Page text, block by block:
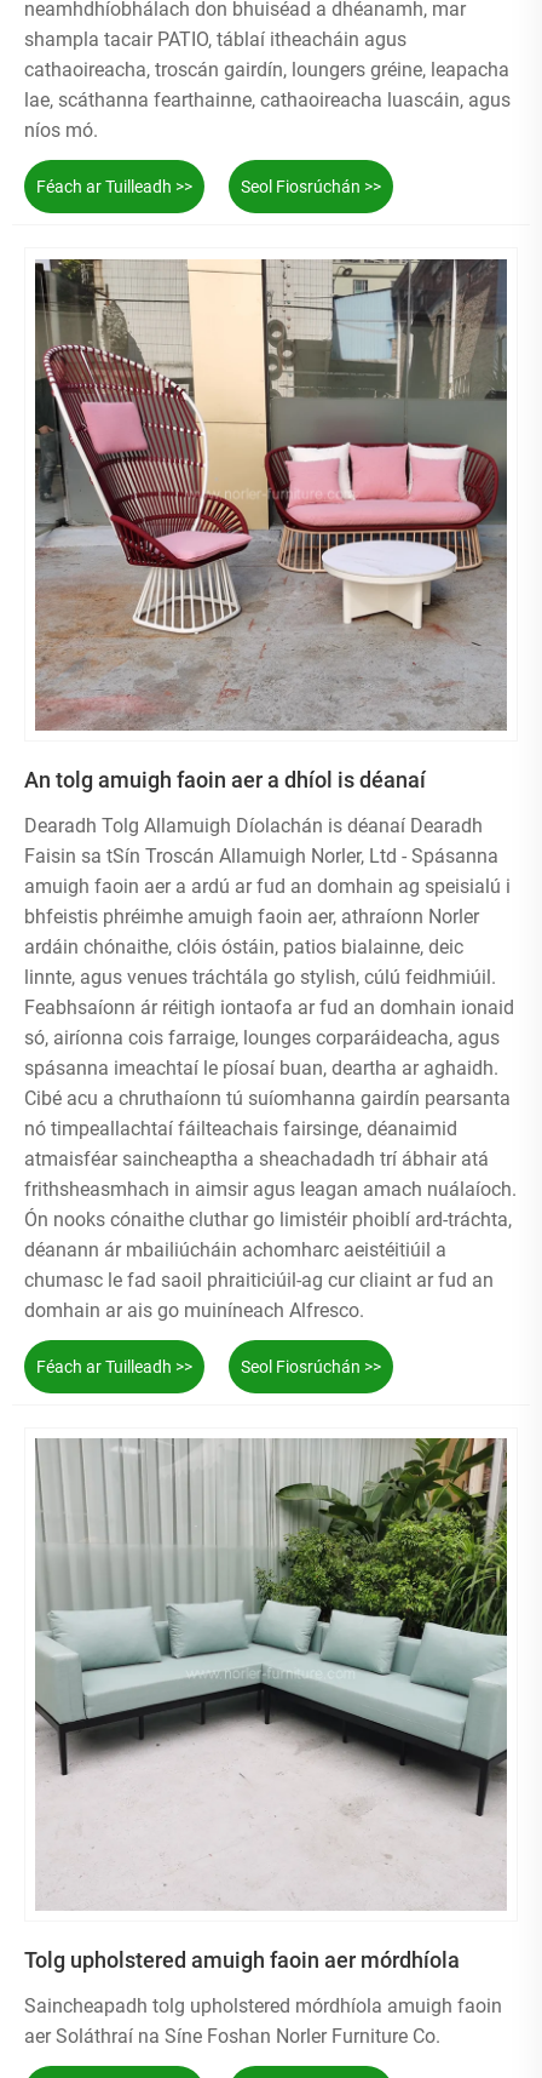
neamhdhíobhálach don bhuiséad a dhéanamh, mar
shampla tacair PATIO, táblaí itheacháin agus
cathaoireacha, troscán gairdín, loungers gréine, leapacha
lae, scáthanna fearthainne, cathaoireacha luascáin, agus
níos mó.
Féach ar Tuilleadh >> Seol Fiosrúchán >>
An tolg amuigh faoin aer a dhíol is déanaí
Dearadh Tolg Allamuigh Díolachán is déanaí Dearadh
Faisin sa tSín Troscán Allamuigh Norler, Ltd - Spásanna
amuigh faoin aer a ardú ar fud an domhain ag speisialú i
bhfeistis phréimhe amuigh faoin aer, athraíonn Norler
ardáin chónaithe, clóis óstáin, patios bialainne, deic
linnte, agus venues tráchtála go stylish, cúlú feidhmiúil.
Feabhsaíonn ár réitigh iontaofa ar fud an domhain ionaid
só, airíonna cois farraige, lounges corparáideacha, agus
spásanna imeachtaí le píosaí buan, deartha ar aghaidh.
Cibé acu a chruthaíonn tú suíomhanna gairdín pearsanta
nó timpeallachtaí fáilteachais fairsinge, déanaimid
atmaisféar saincheaptha a sheachadadh trí ábhair atá
frithsheasmhach in aimsir agus leagan amach nuálaíoch.
Ón nooks cónaithe cluthar go limistéir phoiblí ard-tráchta,
déanann ár mbailiúcháin achomharc aeistéitiúil a
chumasc le fad saoil phraiticiúil-ag cur cliaint ar fud an
domhain ar ais go muiníneach Alfresco.
Féach ar Tuilleadh >> Seol Fiosrúchán >>
Tolg upholstered amuigh faoin aer mórdhíola
Saincheapadh tolg upholstered mórdhíola amuigh faoin
aer Soláthraí na Síne Foshan Norler Furniture Co.